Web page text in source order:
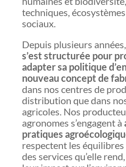
techniques,
sociaux.
Depuis plusieurs années,
s’est structurée pour
adapter sa politique
nouveau concept de
dans nos centres de
distribution que dans
agricoles. Nos
agronomes s’engagent à
pratiques
respectent les
des services qu’elle